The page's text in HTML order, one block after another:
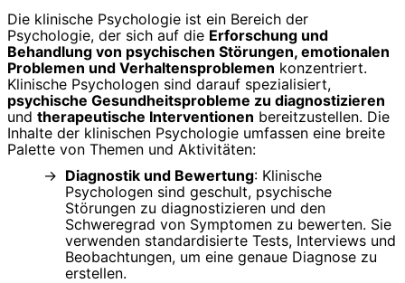
Die klinische Psychologie ist ein Bereich der
Psychologie, der sich auf die Erforschung und
Behandlung von psychischen Störungen, emotionalen
Problemen und Verhaltensproblemen konzentriert.
Klinische Psychologen sind darauf spezialisiert,
psychische Gesundheitsprobleme zu diagnostizieren
und therapeutische Interventionen bereitzustellen. Die
Inhalte der klinischen Psychologie umfassen eine breite
Palette von Themen und Aktivitäten:
Diagnostik und Bewertung: Klinische
Psychologen sind geschult, psychische
Störungen zu diagnostizieren und den
Schweregrad von Symptomen zu bewerten. Sie
verwenden standardisierte Tests, Interviews und
Beobachtungen, um eine genaue Diagnose zu
erstellen.